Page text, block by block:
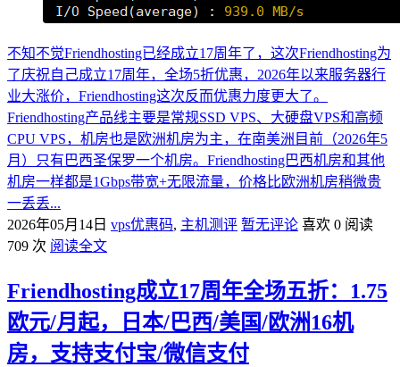
不知不觉Friendhosting已经成立17周年了，这次Friendhosting为
了庆祝自己成立17周年，全场5折优惠，2026年以来服务器行
业大涨价，Friendhosting这次反而优惠力度更大了。
Friendhosting产品线主要是常规SSD VPS、大硬盘VPS和高频
CPU VPS，机房也是欧洲机房为主，在南美洲目前（2026年5
月）只有巴西圣保罗一个机房。Friendhosting巴西机房和其他
机房一样都是1Gbps带宽+无限流量，价格比欧洲机房稍微贵
一丢丢...
2026年05月14日 vps优惠码, 主机测评 暂无评论 喜欢 0 阅读
709 次 阅读全文
Friendhosting成立17周年全场五折：1.75
欧元/月起，日本/巴西/美国/欧洲16机
房，支持支付宝/微信支付